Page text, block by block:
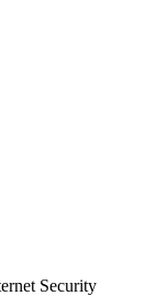
Security